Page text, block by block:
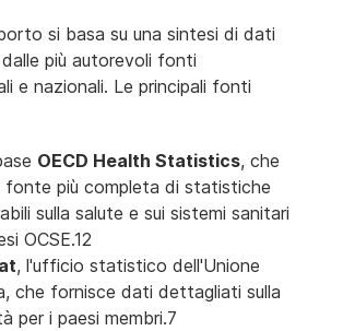
si basa su una sintesi di dati
più autorevoli fonti
e nazionali. Le principali fonti
OECD Health Statistics, che
più completa di statistiche
sulla salute e sui sistemi sanitari
OCSE.12
, l'ufficio statistico dell'Unione
che fornisce dati dettagliati sulla
per i paesi membri.7